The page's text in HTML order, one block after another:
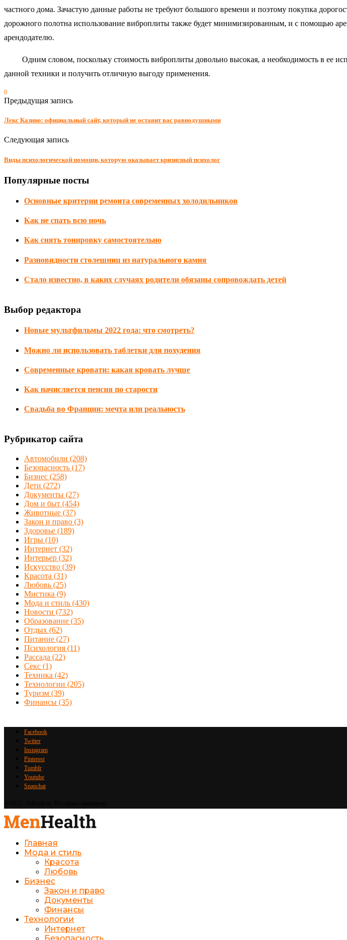
частного дома. Зачастую данные работы не требуют большого времени и поэтому покупка
дорожного полотна использование виброплиты также будет минимизированным, и с помощью
арендодателю.
Одним словом, поскольку стоимость виброплиты довольно высокая, а необходимость в ее
данной техники и получить отличную выгоду применения.
0
Предыдущая запись
Лекс Казино: официальный сайт, который не оставит вас равнодушными
Следующая запись
Виды психологической помощи, которую оказывает кризисный психолог
Популярные посты
Основные критерии ремонта современных холодильников
Как не спать всю ночь
Как снять тонировку самостоятельно
Разновидности столешниц из натурального камня
Стало известно, в каких случаях родители обязаны сопровождать детей
Выбор редактора
Новые мультфильмы 2022 года: что смотреть?
Можно ли использовать таблетки для похудения
Современные кровати: какая кровать лучше
Как начисляется пенсия по старости
Свадьба во Франции: мечта или реальность
Рубрикатор сайта
Автомобили (208)
Безопасность (17)
Бизнес (258)
Дети (272)
Документы (27)
Дом и быт (454)
Животные (37)
Закон и право (3)
Здоровье (189)
Игры (10)
Интернет (32)
Интерьер (32)
Искусство (39)
Красота (31)
Любовь (25)
Мистика (9)
Мода и стиль (430)
Новости (732)
Образование (35)
Отдых (62)
Питание (27)
Психология (11)
Рассада (22)
Секс (1)
Техника (42)
Технологии (205)
Туризм (39)
Финансы (35)
Facebook
Twitter
Instagram
Pinterest
Tumblr
Youtube
Snapchat
Главная
Мода и стиль
Красота
Любовь
Бизнес
Закон и право
Документы
Финансы
Технологии
Интернет